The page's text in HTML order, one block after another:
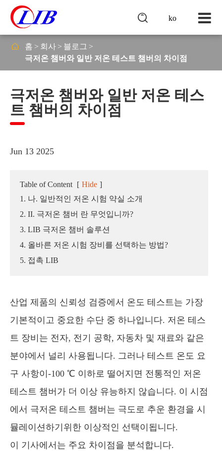
ko

 홈 회사
블로그
극저온 챔버와 일반 저온 테스트 챔버의 차이점
극저온 챔버와 일반 저온 테스
트 챔버의 차이점
Jun 13 2025
Table of Content [ Hide ]
1. 나. 일반적인 저온 시험 약실 소개
2. II. 극저온 챔버 란 무엇입니까?
3. LIB 극저온 챔버 솔루션
4. 올바른 저온 시험 장비를 선택하는 방법?
5. 접촉 LIB
산업 제품의 신뢰성 검증에서 온도 테스트는 가장
기본적이고 중요한 수단 중 하나입니다. 저온 테스
트 장비는 전자, 전기 공학, 자동차 및 재료와 같은
분야에서 널리 사용됩니다. 그러나 테스트 온도 요
구 사항이-100 ℃ 이하로 떨어지면 전통적인 저온
테스트 챔버가 더 이상 유능하지 않습니다. 이 시점
에서 극저온 테스트 챔버는 극도로 추운 환경을 시
뮬레이션하기위한 이상적인 선택이됩니다.
이 기사에서는 주요 차이점을 분석합니다.